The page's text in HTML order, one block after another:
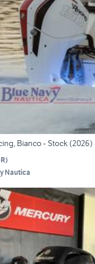
Bianco - Stock (2026)
)
Nautica